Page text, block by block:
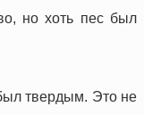
но хоть пес был
твердым. Это не